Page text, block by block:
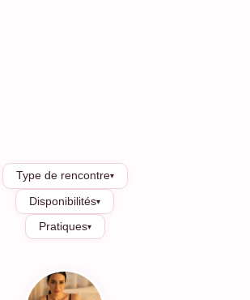
Type de rencontre▾
Disponibilités▾
Pratiques▾